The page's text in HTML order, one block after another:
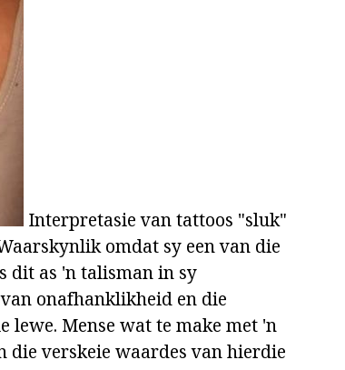
Interpretasie van tattoos "sluk"
omdat sy een van die
dit as 'n talisman in sy
onafhanklikheid en die
lewe. Mense wat te make met 'n
die verskeie waardes van hierdie